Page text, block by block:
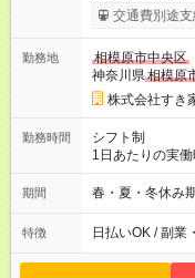
試用期間の長さ
試用期間の実態
同時給）
交通費別途支
勤務地
相模原市中央区
神奈川県相模原
株式会社すき
勤務時間
シフト制
1日あたりの実
週2日～・1日
のみ勤務可能です
す。 必ず、2名
す。
期間 春・夏・冬休み
特徴 日払いOK / 副業